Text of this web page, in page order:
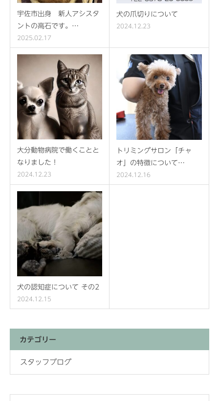
宇佐市出身 新人アシスタ
ントの高石です。…
2025.02.17
犬の爪切りについて
2024.12.23
大分動物病院で働くことと
なりました！
2024.12.23
トリミングサロン「チャ
オ」の特徴について…
2024.12.16
犬の認知症について その2
2024.12.15
カテゴリー
スタッフブログ